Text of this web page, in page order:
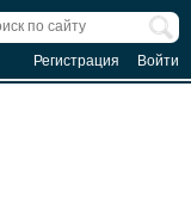
Регистрация Войти